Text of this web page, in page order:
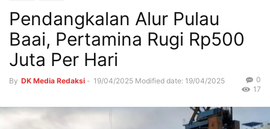
Pendangkalan Alur Pulau
Baai, Pertamina Rugi Rp500
Juta Per Hari
By DK Media Redaksi - 19/04/2025 Modified date: 19/04/2025
0
17